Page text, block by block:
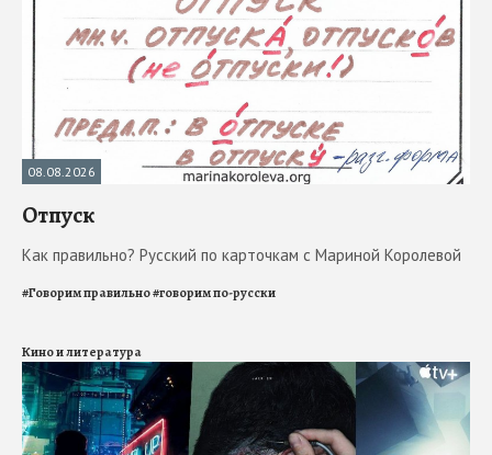
08.08.2026
Отпуск
Как правильно? Русский по карточкам с Мариной Королевой
#Говорим правильно#говорим по-русски
Кино и литература